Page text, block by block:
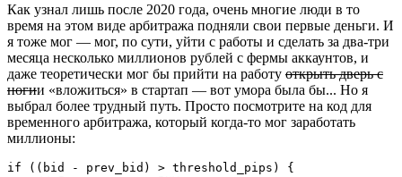
Как узнал лишь после 2020 года, очень многие люди в то
время на этом виде арбитража подняли свои первые деньги. И
я тоже мог — мог, по сути, уйти с работы и сделать за два-три
месяца несколько миллионов рублей с фермы аккаунтов, и
даже теоретически мог бы прийти на работу открыть дверь с
ногии «вложиться» в стартап — вот умора была бы... Но я
выбрал более трудный путь. Просто посмотрите на код для
временного арбитража, который когда-то мог заработать
миллионы:
if ((bid - prev_bid) > threshold_pips) {